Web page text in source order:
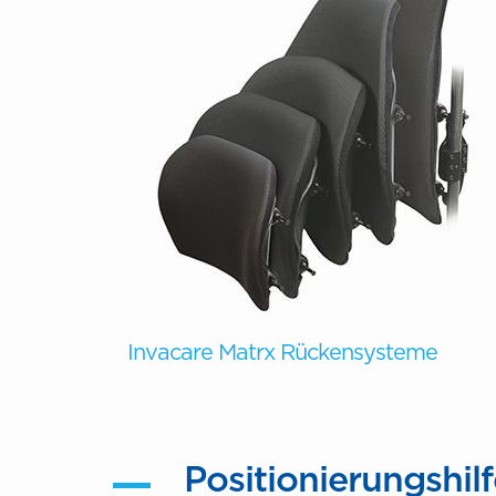
Invacare Matrx Rückensysteme